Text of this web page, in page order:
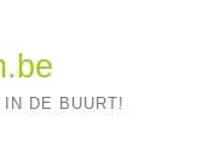
DE BUURT!